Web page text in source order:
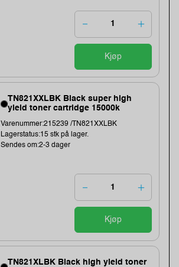
Kjøp
TN821XXLBK Black super high
yield toner cartridge 15000k
Varenummer:215239 /TN821XXLBK
Lagerstatus:15 stk på lager.
Sendes om:2-3 dager
Kjøp
TN821XLBK Black high yield toner